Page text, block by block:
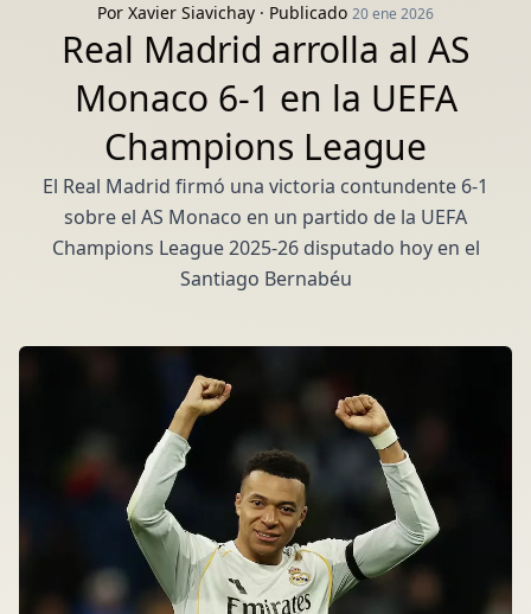
Por Xavier Siavichay · Publicado 20 ene 2026
Real Madrid arrolla al AS
Monaco 6-1 en la UEFA
Champions League
El Real Madrid firmó una victoria contundente 6-1
sobre el AS Monaco en un partido de la UEFA
Champions League 2025-26 disputado hoy en el
Santiago Bernabéu